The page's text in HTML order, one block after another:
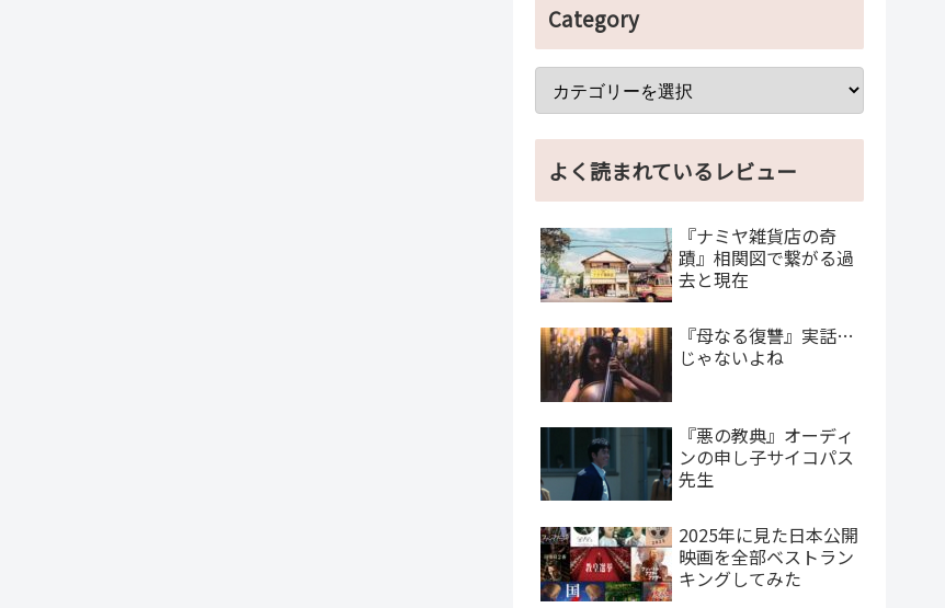
Category
よく読まれているレビュー
『ナミヤ雑貨店の奇
蹟』相関図で繋がる過
去と現在
『母なる復讐』実話…
じゃないよね
『悪の教典』オーディ
ンの申し子サイコパス
先生
2025年に見た日本公開
映画を全部ベストラン
キングしてみた